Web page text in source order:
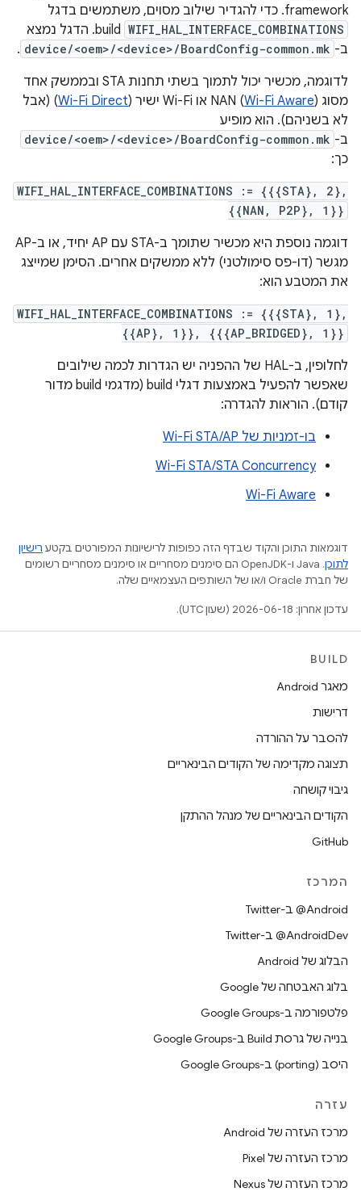
framework. כדי להגדיר שילוב מסוים, משתמשים בדגל
WIFI_HAL_INTERFACE_COMBINATIONS
build. הדגל נמצא
ב- device/<oem>/<device>/BoardConfig-common.mk
.
לדוגמה, מכשיר יכול לתמוך בשתי תחנות STA ובממשק אחד
מסוג NAN ( Wi-Fi Aware) או Wi-Fi ישיר ( Wi-Fi Direct) (אבל
לא בשניהם). הוא מופיע
ב- device/<oem>/<device>/BoardConfig-common.mk
כך:
WIFI_HAL_INTERFACE_COMBINATIONS := {{{STA}, 2},
{{NAN, P2P}, 1}}
דוגמה נוספת היא מכשיר שתומך ב-STA עם AP יחיד, או ב-AP
מגשר (דו-פס סימולטני) ללא ממשקים אחרים. הסימן שמייצג
את המטבע הוא:
WIFI_HAL_INTERFACE_COMBINATIONS := {{{STA}, 1},
{{AP}, 1}}, {{{AP_BRIDGED}, 1}}
לחלופין, ב-HAL של ההפניה יש הגדרות לכמה שילובים
שאפשר להפעיל באמצעות דגלי build (מדגמי build מדור
קודם). הוראות להגדרה:
בו-זמניות של Wi-Fi STA/AP
Wi-Fi STA/STA Concurrency
Wi-Fi Aware
דוגמאות התוכן והקוד שבדף הזה כפופות לרישיונות המפורטים בקטע רישיון
לתוכן
.‏ Java ו-OpenJDK הם סימנים מסחריים או סימנים מסחריים רשומים
של חברת Oracle ו/או של השותפים העצמאיים שלה.
עדכון אחרון: 2026-06-18 (שעון UTC).
BUILD
מאגר Android
דרישות
להסבר על ההורדה
תצוגה מקדימה של הקודים הבינאריים
גיבוי קושחה
הקודים הבינאריים של מנהל ההתקן
GitHub
המרכז
‎@Android ב-Twitter
‎@AndroidDev ב-Twitter
הבלוג של Android
בלוג האבטחה של Google
פלטפורמה ב-Google Groups
בנייה של גרסת Build ב-Google Groups
היסב (porting) ב-Google Groups
עזרה
מרכז העזרה של Android
מרכז העזרה של Pixel
מרכז העזרה של Nexus